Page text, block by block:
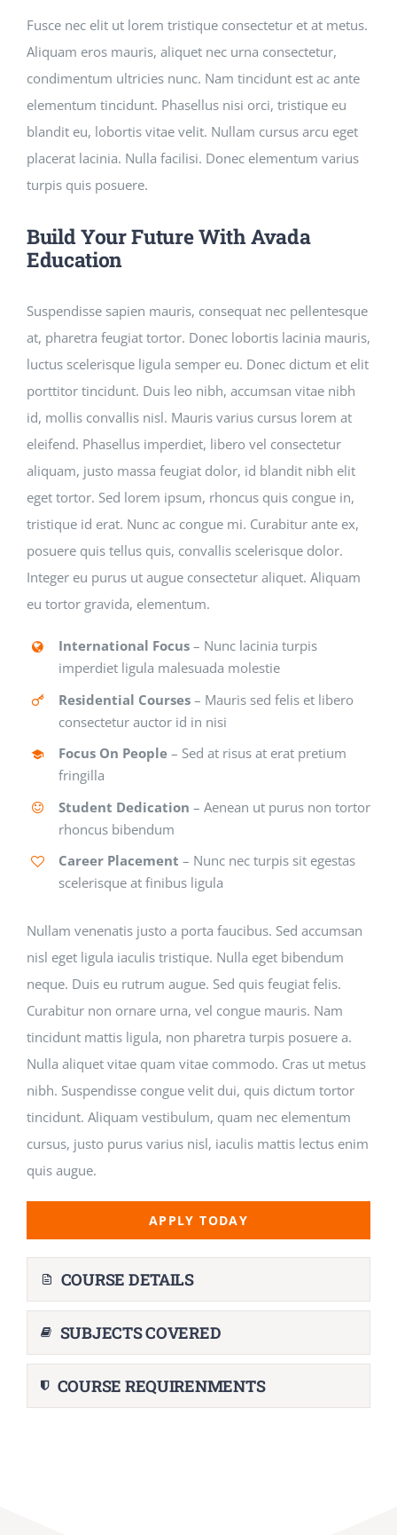
Fusce nec elit ut lorem tristique consectetur et at metus.
Aliquam eros mauris, aliquet nec urna consectetur,
condimentum ultricies nunc. Nam tincidunt est ac ante
elementum tincidunt. Phasellus nisi orci, tristique eu
blandit eu, lobortis vitae velit. Nullam cursus arcu eget
placerat lacinia. Nulla facilisi. Donec elementum varius
turpis quis posuere.
Build Your Future With Avada
Education
Suspendisse sapien mauris, consequat nec pellentesque
at, pharetra feugiat tortor. Donec lobortis lacinia mauris,
luctus scelerisque ligula semper eu. Donec dictum et elit
porttitor tincidunt. Duis leo nibh, accumsan vitae nibh
id, mollis convallis nisl. Mauris varius cursus lorem at
eleifend. Phasellus imperdiet, libero vel consectetur
aliquam, justo massa feugiat dolor, id blandit nibh elit
eget tortor. Sed lorem ipsum, rhoncus quis congue in,
tristique id erat. Nunc ac congue mi. Curabitur ante ex,
posuere quis tellus quis, convallis scelerisque dolor.
Integer eu purus ut augue consectetur aliquet. Aliquam
eu tortor gravida, elementum.
International Focus– Nunc lacinia turpis
imperdiet ligula malesuada molestie
Residential Courses– Mauris sed felis et libero
consectetur auctor id in nisi
Focus On People– Sed at risus at erat pretium
fringilla
Student Dedication – Aenean ut purus non tortor
rhoncus bibendum
Career Placement – Nunc nec turpis sit egestas
scelerisque at finibus ligula
Nullam venenatis justo a porta faucibus. Sed accumsan
nisl eget ligula iaculis tristique. Nulla eget bibendum
neque. Duis eu rutrum augue. Sed quis feugiat felis.
Curabitur non ornare urna, vel congue mauris. Nam
tincidunt mattis ligula, non pharetra turpis posuere a.
Nulla aliquet vitae quam vitae commodo. Cras ut metus
nibh. Suspendisse congue velit dui, quis dictum tortor
tincidunt. Aliquam vestibulum, quam nec elementum
cursus, justo purus varius nisl, iaculis mattis lectus enim
quis augue.
APPLY TODAY
COURSE DETAILS
SUBJECTS COVERED
COURSE REQUIRENMENTS